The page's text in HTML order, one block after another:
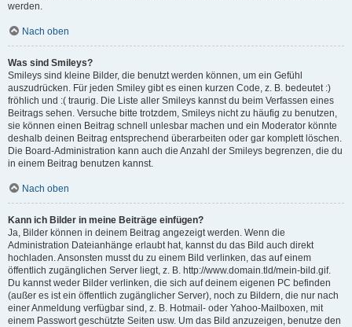
werden.
Nach oben
Was sind Smileys?
Smileys sind kleine Bilder, die benutzt werden können, um ein Gefühl
auszudrücken. Für jeden Smiley gibt es einen kurzen Code, z. B. bedeutet :)
fröhlich und :( traurig. Die Liste aller Smileys kannst du beim Verfassen eines
Beitrags sehen. Versuche bitte trotzdem, Smileys nicht zu häufig zu benutzen,
sie können einen Beitrag schnell unlesbar machen und ein Moderator könnte
deshalb deinen Beitrag entsprechend überarbeiten oder gar komplett löschen.
Die Board-Administration kann auch die Anzahl der Smileys begrenzen, die du
in einem Beitrag benutzen kannst.
Nach oben
Kann ich Bilder in meine Beiträge einfügen?
Ja, Bilder können in deinem Beitrag angezeigt werden. Wenn die
Administration Dateianhänge erlaubt hat, kannst du das Bild auch direkt
hochladen. Ansonsten musst du zu einem Bild verlinken, das auf einem
öffentlich zugänglichen Server liegt, z. B. http://www.domain.tld/mein-bild.gif.
Du kannst weder Bilder verlinken, die sich auf deinem eigenen PC befinden
(außer es ist ein öffentlich zugänglicher Server), noch zu Bildern, die nur nach
einer Anmeldung verfügbar sind, z. B. Hotmail- oder Yahoo-Mailboxen, mit
einem Passwort geschützte Seiten usw. Um das Bild anzuzeigen, benutze den